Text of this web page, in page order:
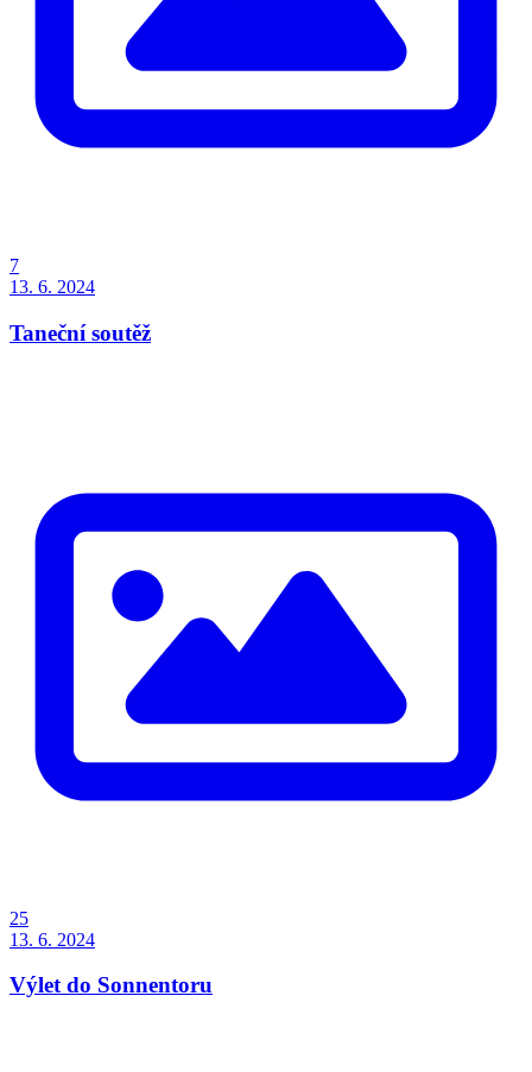
7
13. 6. 2024
Taneční soutěž
25
13. 6. 2024
Výlet do Sonnentoru